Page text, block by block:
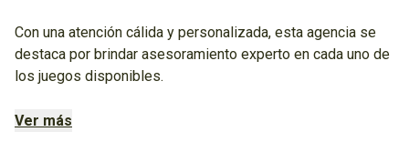
Con una atención cálida y personalizada, esta agencia se
destaca por brindar asesoramiento experto en cada uno de
los juegos disponibles.
Con un ambiente amigable y un equipo comprometido, la
Ver más